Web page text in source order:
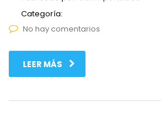
Categoría:
No hay comentarios
LEER MÁS